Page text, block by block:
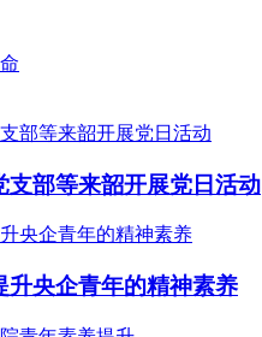
支部等来韶开展党日活动
升央企青年的精神素养